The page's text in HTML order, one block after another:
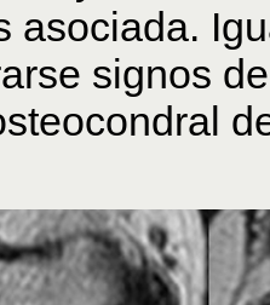
asociada.
signos